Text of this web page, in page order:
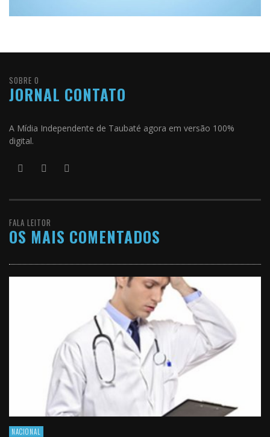
SOBRE O
JORNAL CONTATO
A Mídia Independente de Taubaté agora em versão 100%
digital.
FALA LEITOR
OS MAIS COMENTADOS
NACIONAL